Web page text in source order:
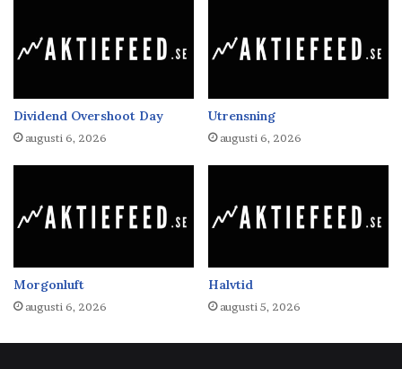
Dividend Overshoot Day
augusti 6, 2026
Utrensning
augusti 6, 2026
Morgonluft
augusti 6, 2026
Halvtid
augusti 5, 2026